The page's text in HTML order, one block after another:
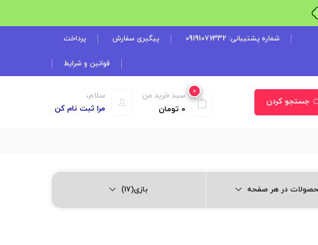
شماره پشتیبانی: 09191076332 پیگیری سفارش پرداخت
قوانین و شرایط
جستجو کردن
سلام،
مرا ثبت نام کن
0
سبد خرید من
0 تومان
بازی(17)